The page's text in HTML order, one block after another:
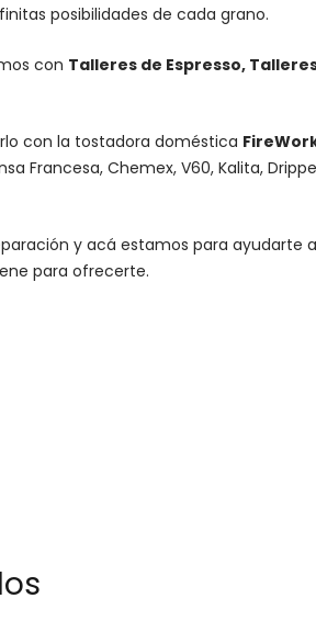
posibilidades de cada grano.
con Talleres de Espresso,
con la tostadora doméstica
Francesa, Chemex, V60, Kalita,
y acá estamos para ayudarte
para ofrecerte.